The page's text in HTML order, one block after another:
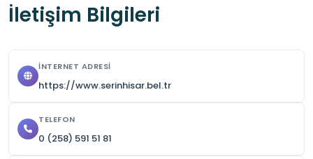
İletişim Bilgileri
İNTERNET ADRESI
https://www.serinhisar.bel.tr
TELEFON
0 (258) 591 51 81